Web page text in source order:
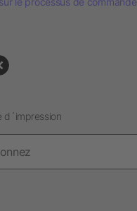
d´impression